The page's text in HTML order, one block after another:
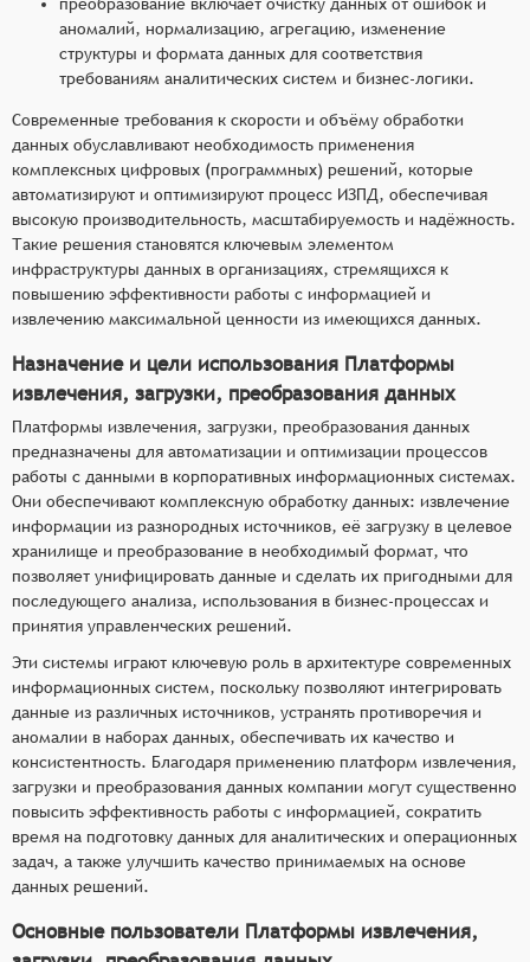
аномалий, нормализацию, агрегацию, изменение
структуры и формата данных для соответствия
требованиям аналитических систем и бизнес-логики.
Современные требования к скорости и объёму обработки
данных обуславливают необходимость применения
комплексных цифровых (программных) решений, которые
автоматизируют и оптимизируют процесс ИЗПД, обеспечивая
высокую производительность, масштабируемость и надёжность.
Такие решения становятся ключевым элементом
инфраструктуры данных в организациях, стремящихся к
повышению эффективности работы с информацией и
извлечению максимальной ценности из имеющихся данных.
Назначение и цели использования Платформы
извлечения, загрузки, преобразования данных
Платформы извлечения, загрузки, преобразования данных
предназначены для автоматизации и оптимизации процессов
работы с данными в корпоративных информационных системах.
Они обеспечивают комплексную обработку данных: извлечение
информации из разнородных источников, её загрузку в целевое
хранилище и преобразование в необходимый формат, что
позволяет унифицировать данные и сделать их пригодными для
последующего анализа, использования в бизнес-процессах и
принятия управленческих решений.
Эти системы играют ключевую роль в архитектуре современных
информационных систем, поскольку позволяют интегрировать
данные из различных источников, устранять противоречия и
аномалии в наборах данных, обеспечивать их качество и
консистентность. Благодаря применению платформ извлечения,
загрузки и преобразования данных компании могут существенно
повысить эффективность работы с информацией, сократить
время на подготовку данных для аналитических и операционных
задач, а также улучшить качество принимаемых на основе
данных решений.
Основные пользователи Платформы извлечения,